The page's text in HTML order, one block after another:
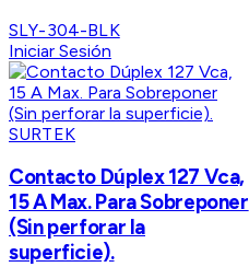
SLY-304-BLK
Iniciar Sesión
SURTEK
Contacto Dúplex 127 Vca,
15 A Max. Para Sobreponer
(Sin perforar la
superficie).